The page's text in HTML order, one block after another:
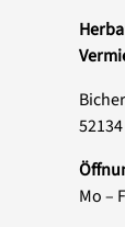
Mo –